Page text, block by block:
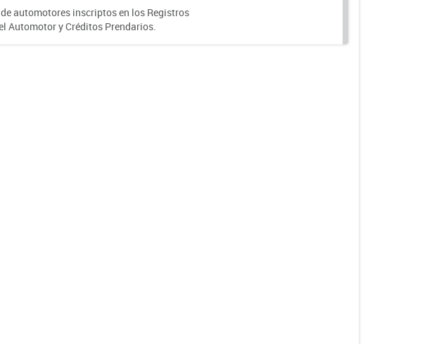
automotores inscriptos en los Registros
Automotor y Créditos Prendarios.